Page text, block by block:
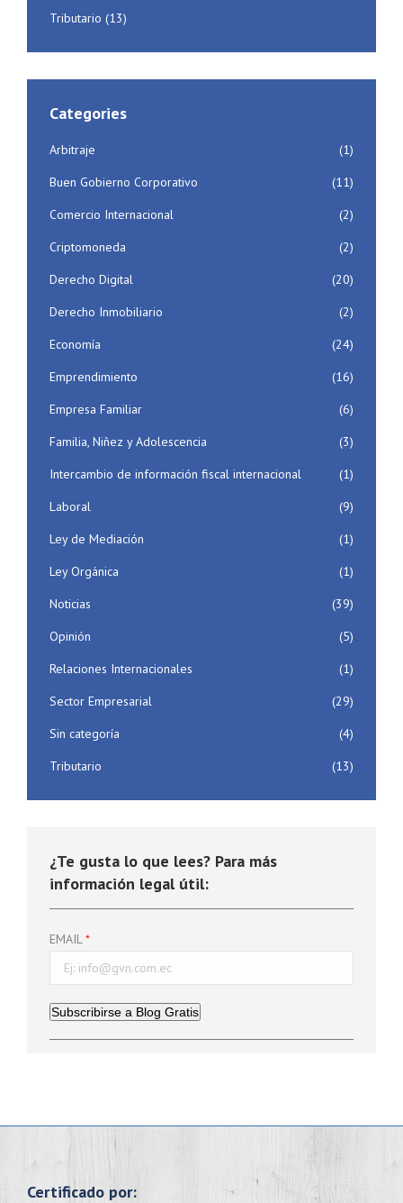
Tributario (13)
Categories
Arbitraje
(1)
Buen Gobierno Corporativo
(11)
Comercio Internacional
(2)
Criptomoneda
(2)
Derecho Digital
(20)
Derecho Inmobiliario
(2)
Economía
(24)
Emprendimiento
(16)
Empresa Familiar
(6)
Familia, Niñez y Adolescencia
(3)
Intercambio de información fiscal internacional
(1)
Laboral
(9)
Ley de Mediación
(1)
Ley Orgánica
(1)
Noticias
(39)
Opinión
(5)
Relaciones Internacionales
(1)
Sector Empresarial
(29)
Sin categoría
(4)
Tributario
(13)
¿Te gusta lo que lees? Para más
información legal útil:
EMAIL
Subscribirse a Blog Gratis
Certificado por: